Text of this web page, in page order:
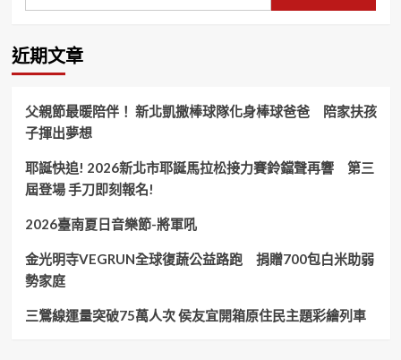
號
善
心
寒
冬
暖
幫
助
植
物
人
近期文章
父親節最暖陪伴！ 新北凱撒棒球隊化身棒球爸爸 陪家扶孩
子揮出夢想
耶誕快追! 2026新北市耶誕馬拉松接力賽鈴鐺聲再響 第三
屆登場 手刀即刻報名!
2026臺南夏日音樂節-將軍吼
金光明寺VEGRUN全球復蔬公益路跑 捐贈700包白米助弱
勢家庭
三鶯線運量突破75萬人次 侯友宜開箱原住民主題彩繪列車